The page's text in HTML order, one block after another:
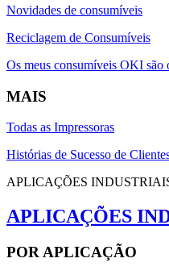
Novidades de consumíveis
Reciclagem de Consumíveis
Os meus consumíveis OKI são
MAIS
Todas as Impressoras
Histórias de Sucesso de
APLICAÇÕES
APLICAÇÕES
POR APLICAÇÃO